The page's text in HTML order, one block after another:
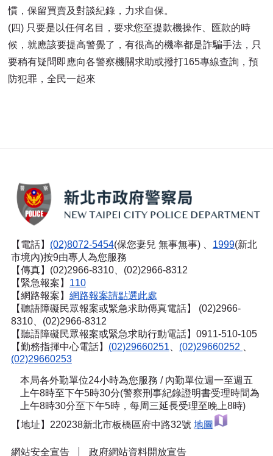
慣，保留買賣及對談紀錄，力求自保。
(四) 只要是以任何名目，要求您至提款機操作、匯款的時
候，就應該要提高警覺了，有很高的機率都是詐騙手法，只
要稍有疑問即應向各警察機關求助或撥打165專線查詢，預
防犯罪，全民一起來
【電話】 (02)8072-5454(保您妻兒 無事無事) 、 1999(新北
市境內)按9由專人為您服務
【傳真】(02)2966-8310、(02)2966-8312
【緊急報案】 110
【網路報案】 網路報案請點選此處
【聽語障礙民眾報案或緊急求助傳真電話】
(02)2966-
8310、(02)2966-8312
【聽語障礙民眾報案或緊急求助行動電話】0911-510-105
【勤務指揮中心電話】 (02)29660251 (02)29660252
(02)29660253
本局各外勤單位24小時為您服務 / 內勤單位週一至週五
上午8時至下午5時30分(警察刑事紀錄證明書受理時間為
上午8時30分至下午5時，每周三延長受理至晚上8時)
【地址】220238新北市板橋區府中路32號 地圖
網站安全宣告 政府網站資料開放宣告